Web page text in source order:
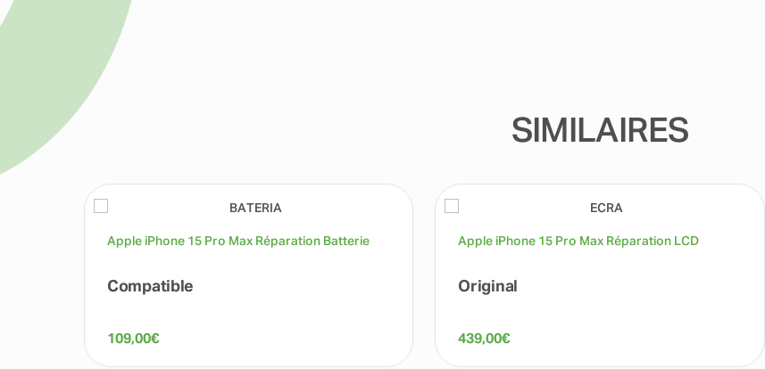
SIMILAIRES
Apple iPhone 15 Pro Max Réparation Batterie
Compatible
109,00€
Apple iPhone 15 Pro Max Réparation LCD
Original
439,00€